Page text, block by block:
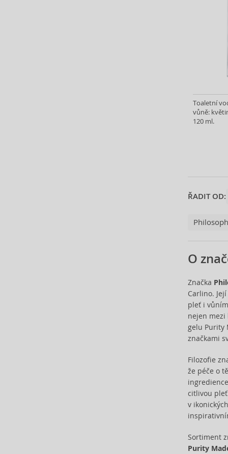
Toaletní
vůně:
120 ml.
ŘADIT OD:
O
Značka
Carlino.
pleť i
nejen mezi
gelu Purity
značkami
Filozofie
že péče o
citlivou
v
Sortiment
Purity